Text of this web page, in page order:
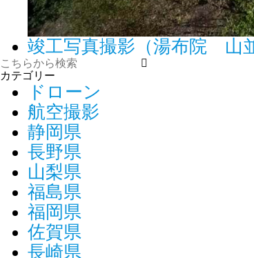
竣工写真撮影（湯布院 山
カテゴリー
ドローン
航空撮影
静岡県
長野県
山梨県
福島県
福岡県
佐賀県
長崎県